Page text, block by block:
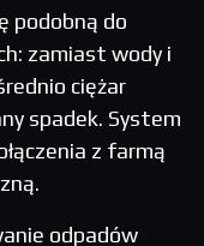
podobną do
zamiast wody i
ciężar
spadek. System
z farmą
odpadów